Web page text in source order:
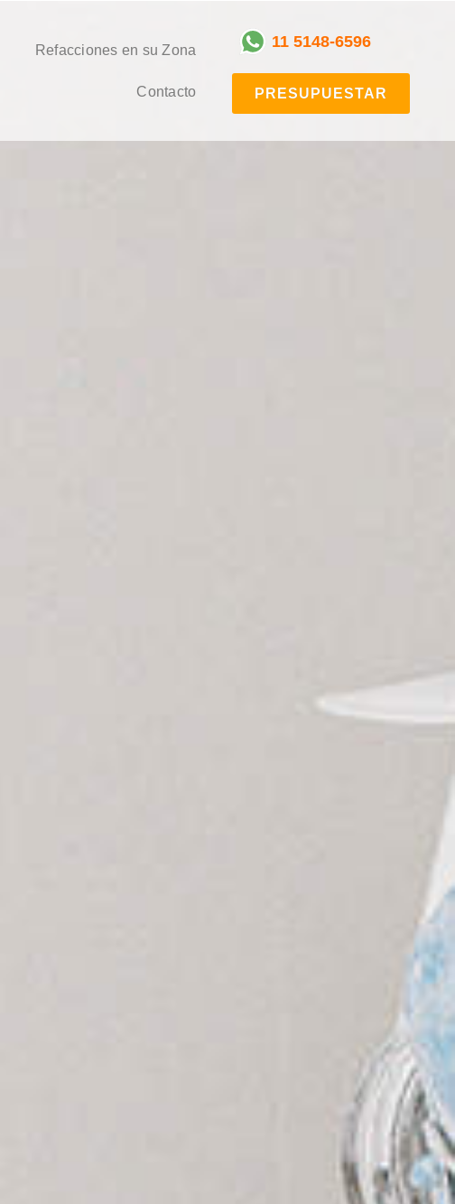
Refacciones en su Zona
Contacto
11 5148-6596
PRESUPUESTAR